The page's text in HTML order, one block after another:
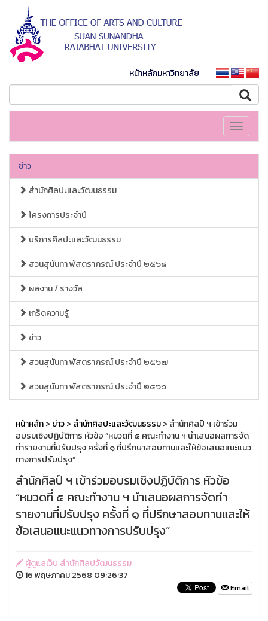
หน้าหลักมหาวิทยาลัย
Toggle
ข่าว
สำนักศิลปะและวัฒนธรรม
โครงการประจำปี
บริการศิลปะและวัฒนธรรม
สวนสุนันทา พัสตราภรณ์ ประจำปี ๒๕๖๘
ผลงาน / รางวัล
เกร็ดความรู้
ข่าว
สวนสุนันทา พัสตราภรณ์ ประจำปี ๒๕๖๗
สวนสุนันทา พัสตราภรณ์ ประจำปี ๒๕๖๖
หน้าหลัก>ข่าว>สำนักศิลปะและวัฒนธรรม> สำนักศิลป์ ฯ เข้าร่วม
อบรมเชิงปฏิบัติการ หัวข้อ “หมวดที่ ๕ คณะทำงาน ฯ นำเสนอผลการจัด
ทำรายงานที่ปรับปรุง ครั้งที่ ๑ ที่ปรึกษาสอบทานและให้ข้อเสนอแนะแนว
ทางการปรับปรุง”
สำนักศิลป์ ฯ เข้าร่วมอบรมเชิงปฏิบัติการ หัวข้อ
“หมวดที่ ๕ คณะทำงาน ฯ นำเสนอผลการจัดทำ
รายงานที่ปรับปรุง ครั้งที่ ๑ ที่ปรึกษาสอบทานและให้
ข้อเสนอแนะแนวทางการปรับปรุง”
ผู้ดูแลเว็บ สำนักศิลปวัฒนธรรม
16 พฤษภาคม 2568 09:26:37
Email